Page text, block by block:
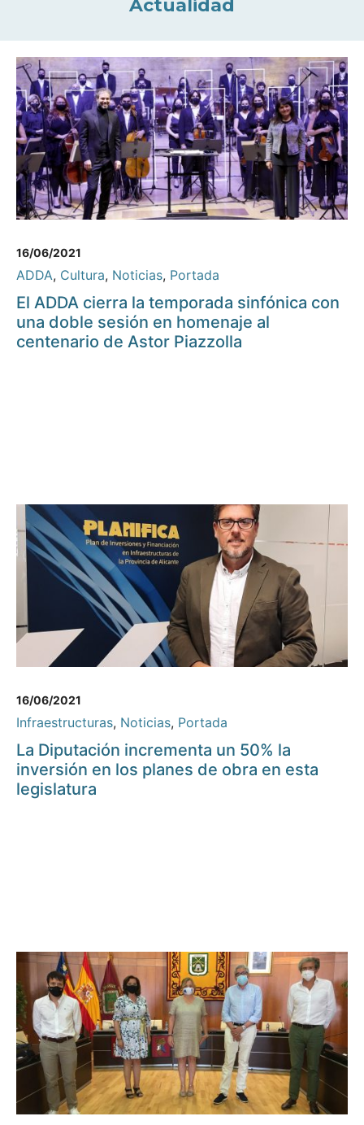
Actualidad
16/06/2021
ADDA, Cultura, Noticias, Portada
El ADDA cierra la temporada sinfónica con
una doble sesión en homenaje al
centenario de Astor Piazzolla
16/06/2021
Infraestructuras, Noticias, Portada
La Diputación incrementa un 50% la
inversión en los planes de obra en esta
legislatura